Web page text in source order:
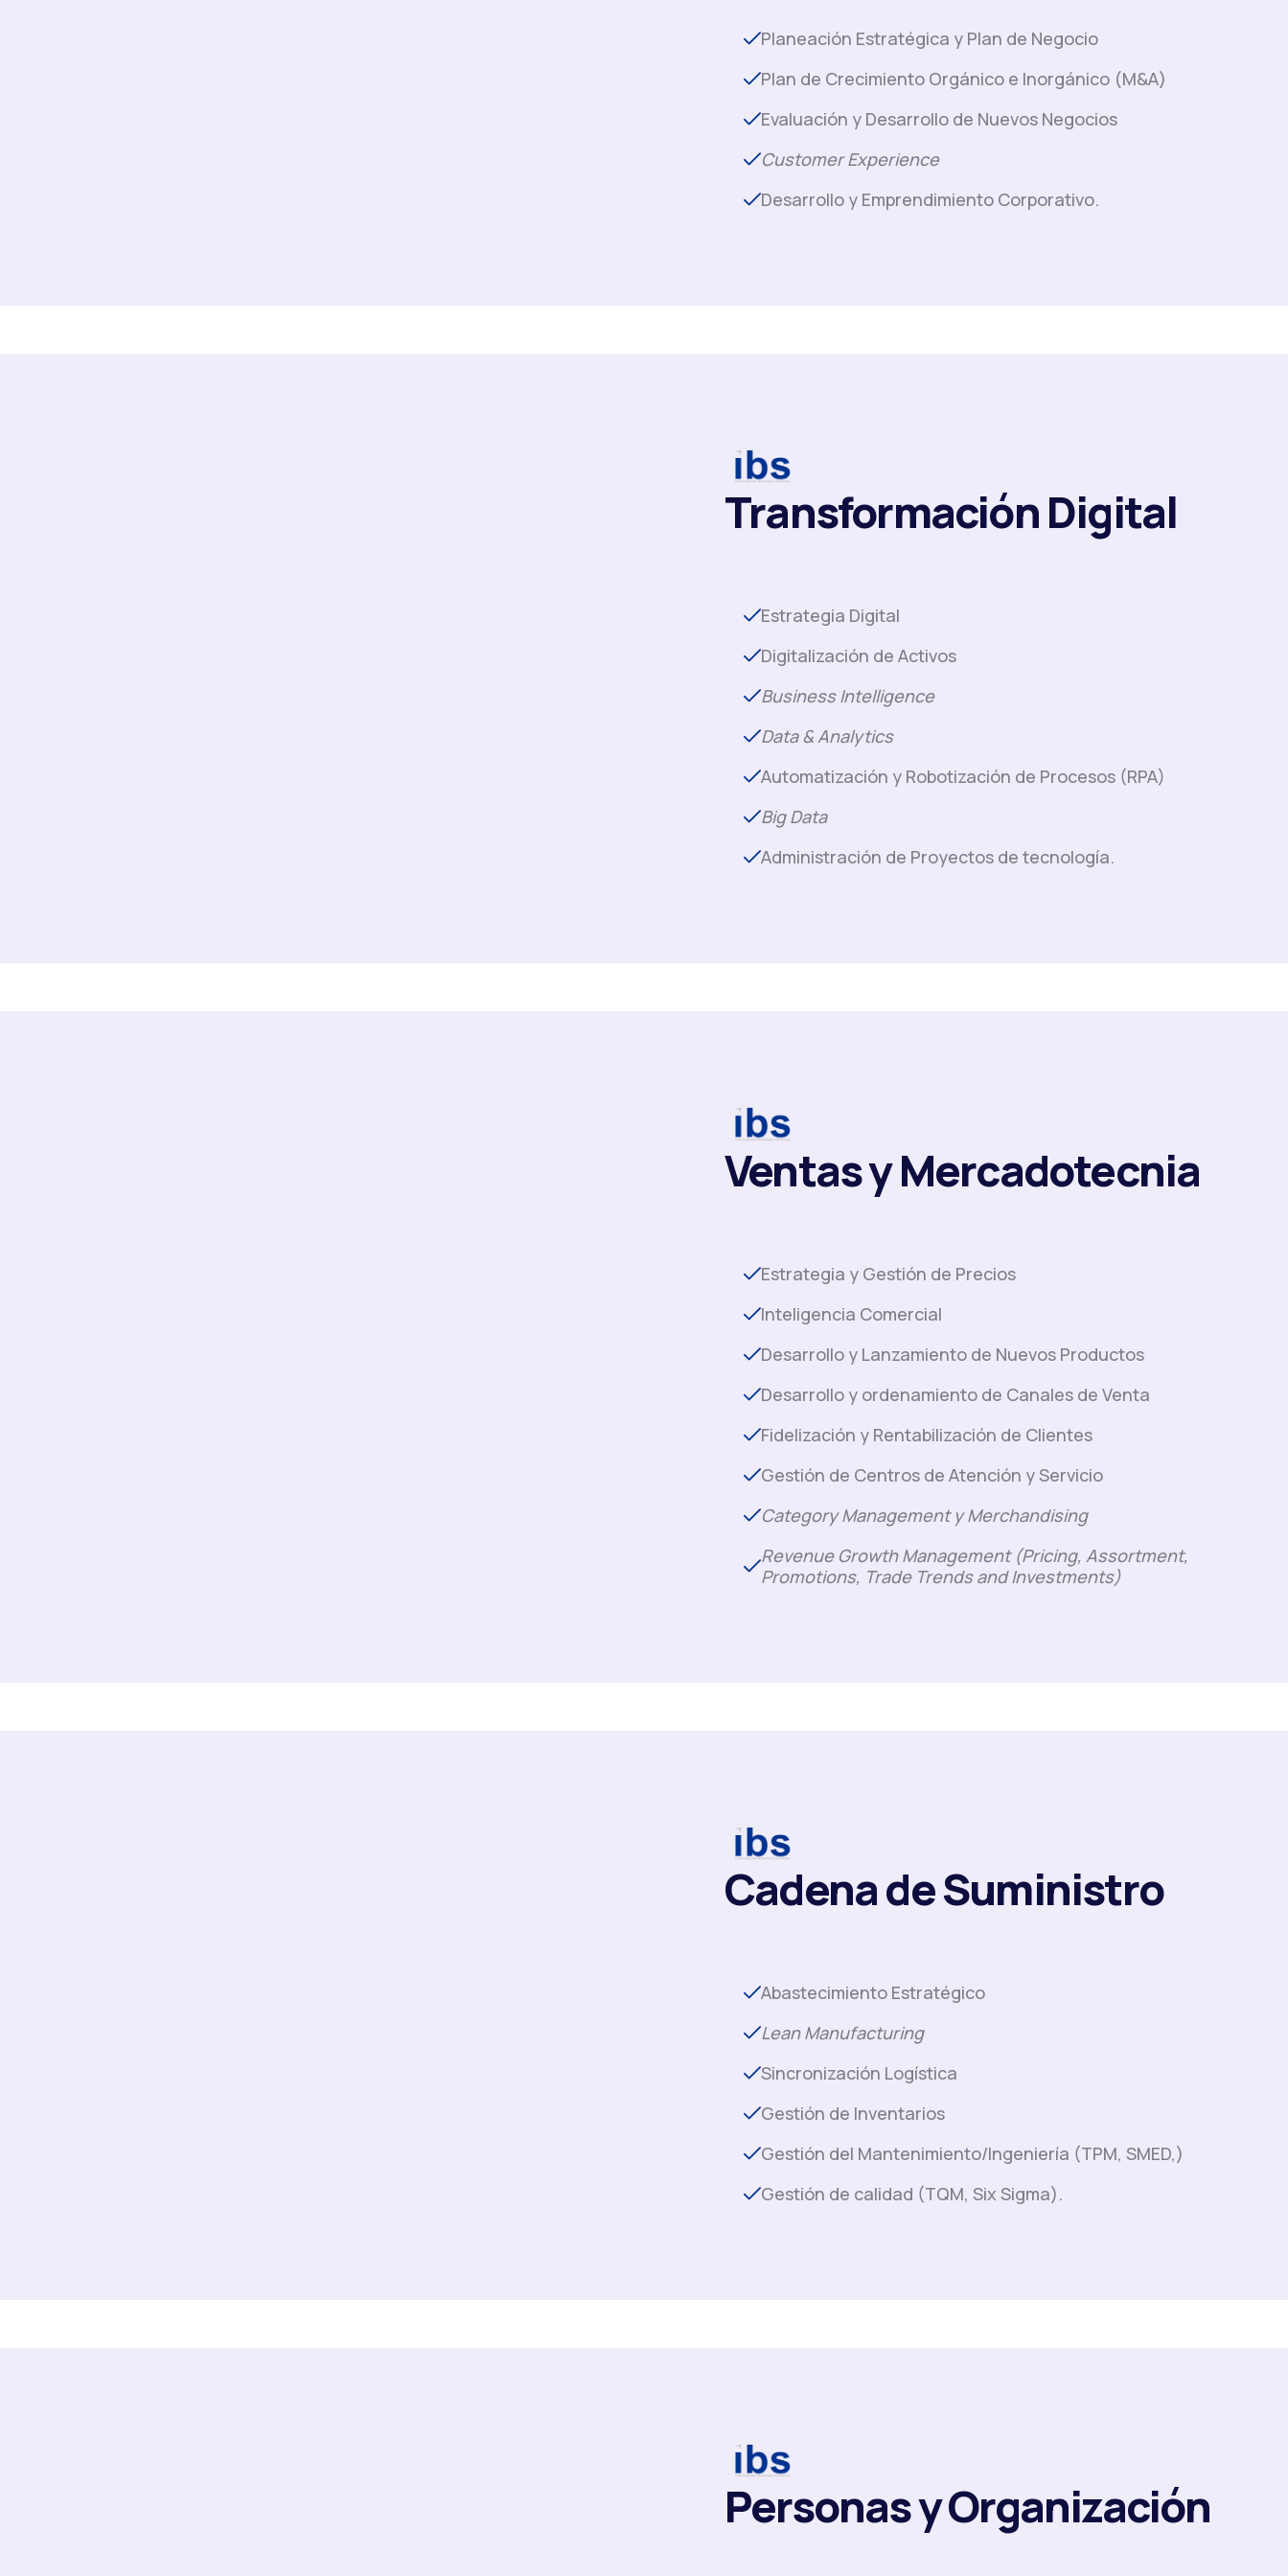
Planeación Estratégica y Plan de Negocio
Plan de Crecimiento Orgánico e Inorgánico (M&A)
Evaluación y Desarrollo de Nuevos Negocios
Customer Experience
Desarrollo y Emprendimiento Corporativo.
Transformación Digital
Estrategia Digital
Digitalización de Activos
Business Intelligence
Data & Analytics
Automatización y Robotización de Procesos (RPA)
Big Data
Administración de Proyectos de tecnología.
Ventas y Mercadotecnia
Estrategia y Gestión de Precios
Inteligencia Comercial
Desarrollo y Lanzamiento de Nuevos Productos
Desarrollo y ordenamiento de Canales de Venta
Fidelización y Rentabilización de Clientes
Gestión de Centros de Atención y Servicio
Category Management y Merchandising
Revenue Growth Management (Pricing, Assortment,
Promotions, Trade Trends and Investments)
Cadena de Suministro
Abastecimiento Estratégico
Lean Manufacturing
Sincronización Logística
Gestión de Inventarios
Gestión del Mantenimiento/Ingeniería (TPM, SMED,)
Gestión de calidad (TQM, Six Sigma).
Personas y Organización